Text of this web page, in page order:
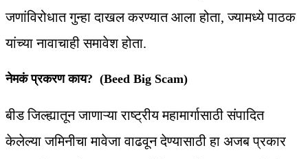
जणांविरोधात गुन्हा दाखल करण्यात आला होता, ज्यामध्ये पाठक
यांच्या नावाचाही समावेश होता.
नेमकं प्रकरण काय? (Beed Big Scam)
बीड जिल्ह्यातून जाणाऱ्या राष्ट्रीय महामार्गासाठी संपादित
केलेल्या जमिनीचा मावेजा वाढवून देण्यासाठी हा अजब प्रकार